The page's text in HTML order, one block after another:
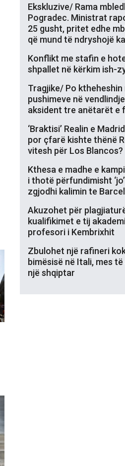
Ekskluzive/ Rama
Pogradec. Ministrat
25 gusht, pritet edhe
që mund të ndryshojë
Konflikt me stafin e
shpallet në kërkim ish-
Tragjike/ Po ktheheshin
pushimeve në
aksident tre anëtarët e
‘Braktisi’ Realin e
por çfarë kishte thënë
vitesh për Los Blancos?
Kthesa e madhe e
i thotë përfundimisht
zgjodhi kalimin te
Akuzohet për
kualifikimet e tij
profesori i Kembrixhit
Zbulohet një rafineri
bimësisë në Itali, mes
një shqiptar